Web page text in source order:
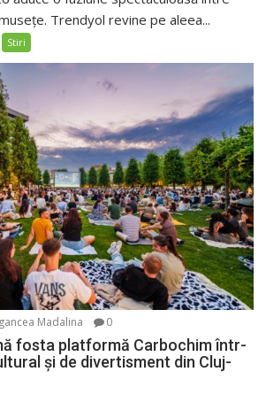
Trendyol revine pe aleea...
Stiri
Madalina 0
fosta platformă Carbochim într-
și de divertisment din Cluj-